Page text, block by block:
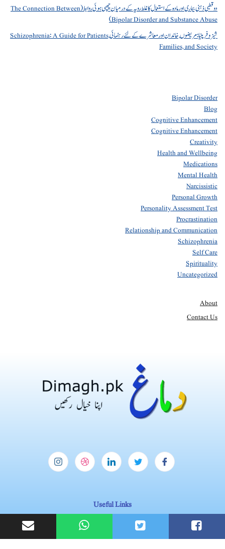
دو قطبی ذہنی بیماری اور مادہ کے استعمال کا غلط رویہ کے درمیان چھپی ہوئی روابط (The Connection Between
Bipolar Disorder and Substance Abuse)
شیزوفرینیا: مریضوں, خاندان اور معاشرے کے لئے رہنمائی Schizophrenia: A Guide for Patients,
Families, and Society
Bipolar Disorder
Blog
Cognitive Enhancement
Cognitive Enhancement
Creativity
Health and Wellbeing
Medications
Mental Health
Narcissistic
Personal Growth
Personality Assessment Test
Procrastination
Relationship and Communication
Schizophrenia
Self Care
Spirituality
Uncategorized
About
Contact Us
Useful Links
Homepage